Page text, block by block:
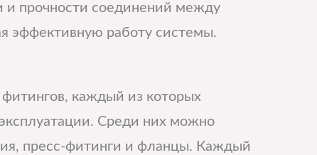
и прочности соединений между
эффективную работу системы.
каждый из которых
Среди них можно
пресс-фитинги и фланцы. Каждый